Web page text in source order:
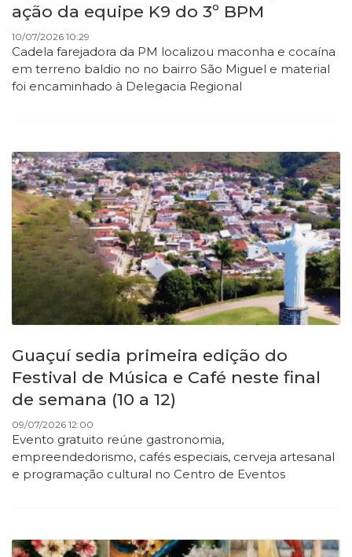
ação da equipe K9 do 3º BPM
10/07/2026 10:29
Cadela farejadora da PM localizou maconha e cocaína
em terreno baldio no no bairro São Miguel e material
foi encaminhado à Delegacia Regional
Guaçuí sedia primeira edição do
Festival de Música e Café neste final
de semana (10 a 12)
09/07/2026 12:00
Evento gratuito reúne gastronomia,
empreendedorismo, cafés especiais, cerveja artesanal
e programação cultural no Centro de Eventos